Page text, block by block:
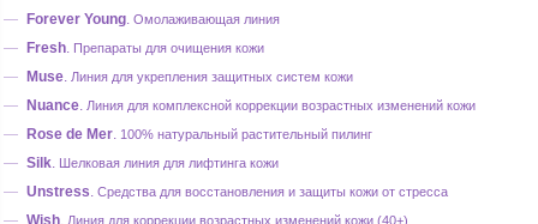
Forever Young. Омолаживающая линия
Fresh. Препараты для очищения кожи
Muse. Линия для укрепления защитных систем кожи
Nuance. Линия для комплексной коррекции возрастных изменений кожи
Rose de Mer. 100% натуральный растительный пилинг
Silk. Шелковая линия для лифтинга кожи
Unstress. Средства для восстановления и защиты кожи от стресса
Wish. Линия для коррекции возрастных изменений кожи (40+)